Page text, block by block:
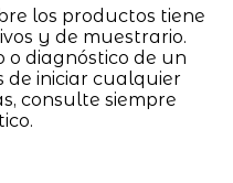
los productos tiene
y de muestrario.
o diagnóstico de un
de iniciar cualquier
consulte siempre